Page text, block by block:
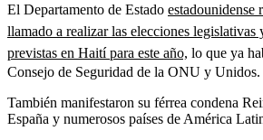
El Departamento de Estado estadounidense
llamado a realizar las elecciones legislativas
previstas en Haití para este año, lo que ya
Consejo de Seguridad de la ONU y Unidos.
También manifestaron su férrea condena
España y numerosos países de América